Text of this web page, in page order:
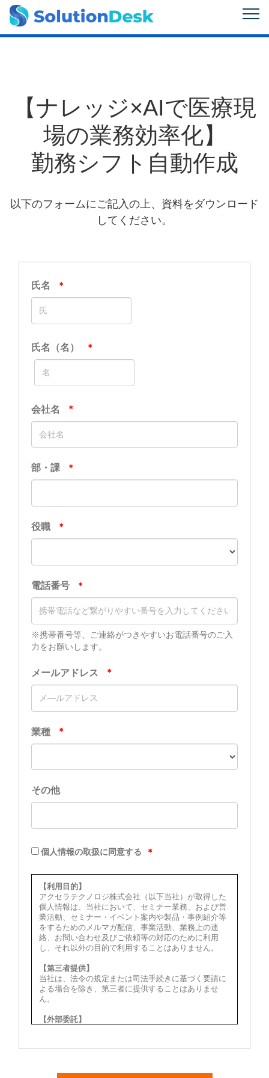
【ナレッジ×AIで医療現
場の業務効率化】
勤務シフト自動作成
以下のフォームにご記入の上、資料をダウンロード
してください。